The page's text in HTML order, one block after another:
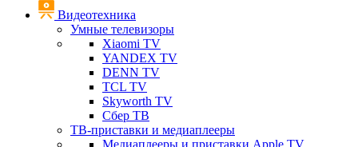
Видеотехника
Умные телевизоры
Xiaomi TV
YANDEX TV
DENN TV
TCL TV
Skyworth TV
Сбер ТВ
ТВ-приставки и медиаплееры
Медиаплееры и приставки Apple TV